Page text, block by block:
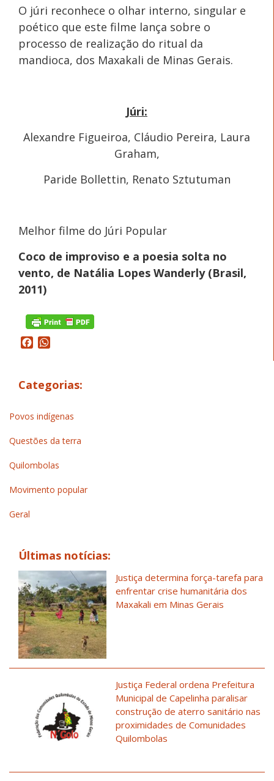
O júri reconhece o olhar interno, singular e
poético que este filme lança sobre o
processo de realização do ritual da
mandioca, dos Maxakali de Minas Gerais.
Júri:
Alexandre Figueiroa, Cláudio Pereira, Laura
Graham,
Paride Bollettin, Renato Sztutuman
Melhor filme do Júri Popular
Coco de improviso e a poesia solta no
vento, de Natália Lopes Wanderly (Brasil,
2011)
Facebook
Categorias:
Povos indígenas
Questões da terra
Quilombolas
Movimento popular
Geral
Últimas notícias:
Justiça determina força-tarefa para
enfrentar crise humanitária dos
Maxakali em Minas Gerais
Justiça Federal ordena Prefeitura
Municipal de Capelinha paralisar
construção de aterro sanitário nas
proximidades de Comunidades
Quilombolas